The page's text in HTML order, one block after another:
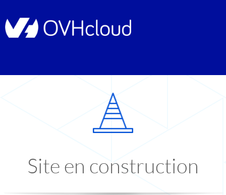
Site en construction